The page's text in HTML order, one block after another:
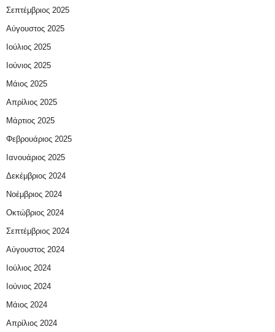
Σεπτέμβριος 2025
Αύγουστος 2025
Ιούλιος 2025
Ιούνιος 2025
Μάιος 2025
Απρίλιος 2025
Μάρτιος 2025
Φεβρουάριος 2025
Ιανουάριος 2025
Δεκέμβριος 2024
Νοέμβριος 2024
Οκτώβριος 2024
Σεπτέμβριος 2024
Αύγουστος 2024
Ιούλιος 2024
Ιούνιος 2024
Μάιος 2024
Απρίλιος 2024